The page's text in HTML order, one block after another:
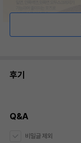
후기
Q&A
비밀글 제외